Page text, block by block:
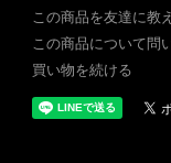
この商品を友達に教
この商品について問
買い物を続ける